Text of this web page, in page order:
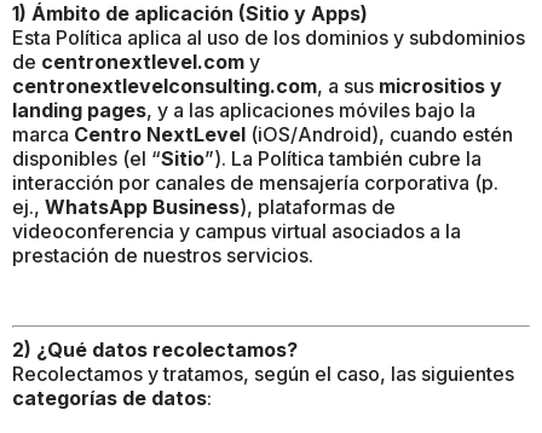
1) Ámbito de aplicación (Sitio y Apps)
Esta Política aplica al uso de los dominios y subdominios
de centronextlevel.com y
centronextlevelconsulting.com, a sus micrositios y
landing pages, y a las aplicaciones móviles bajo la
marca Centro NextLevel (iOS/Android), cuando estén
disponibles (el “Sitio”). La Política también cubre la
interacción por canales de mensajería corporativa (p.
ej., WhatsApp Business), plataformas de
videoconferencia y campus virtual asociados a la
prestación de nuestros servicios.
2) ¿Qué datos recolectamos?
Recolectamos y tratamos, según el caso, las siguientes
categorías de datos: